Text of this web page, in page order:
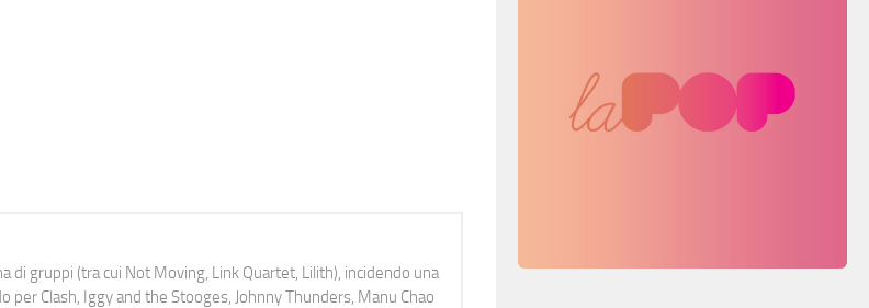
gruppi (tra cui Not Moving, Link Quartet, Lilith), incidendo una
Clash, Iggy and the Stooges, Johnny Thunders, Manu Chao